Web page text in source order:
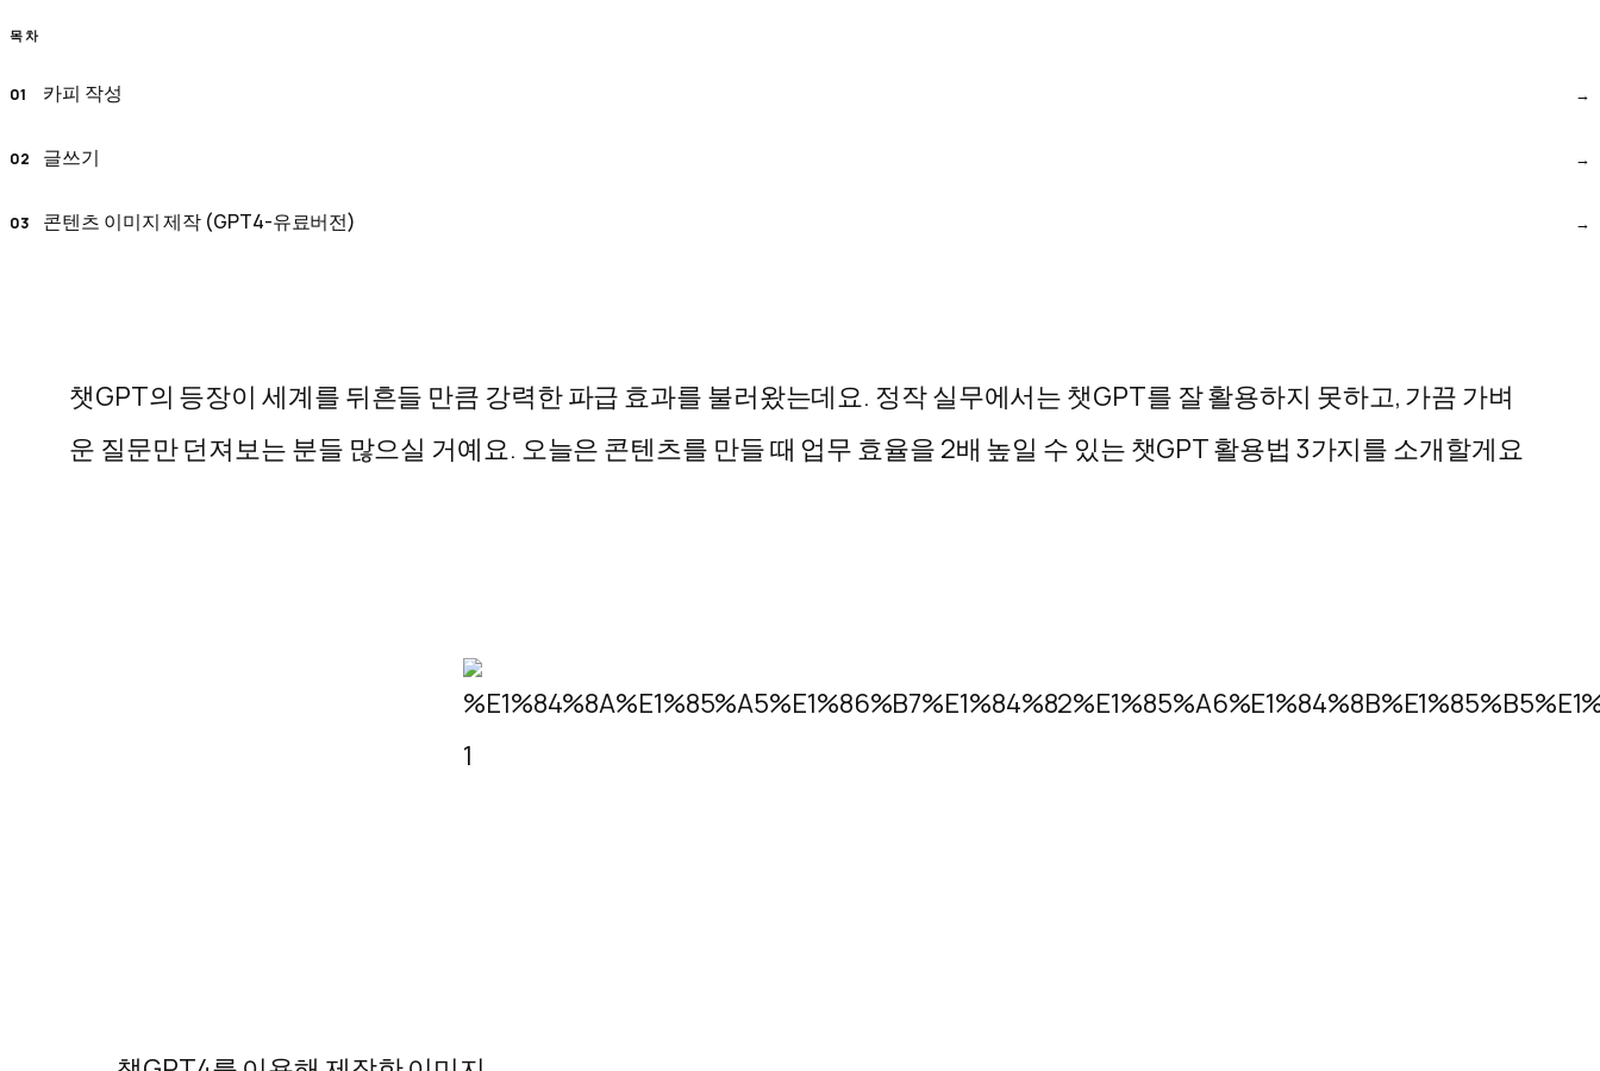
목차
카피 작성
글쓰기
콘텐츠 이미지 제작 (GPT4-유료버전)
챗GPT의 등장이 세계를 뒤흔들 만큼 강력한 파급 효과를 불러왔는데요. 정작 실무에서는 챗GPT를 잘 활용하지 못하고, 가끔 가벼
운 질문만 던져보는 분들 많으실 거예요. 오늘은 콘텐츠를 만들 때 업무 효율을 2배 높일 수 있는 챗GPT 활용법 3가지를 소개할게요